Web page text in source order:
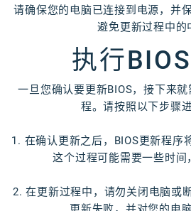
请确保您的电脑已连接到电源，并
避免更新过程中的
执行
一旦您确认要更新BIOS，接下来
程。请按照以下步骤
1. 在确认更新之后，BIOS更新程序
这个过程可能需要一些时间
2. 在更新过程中，请勿关闭电脑或